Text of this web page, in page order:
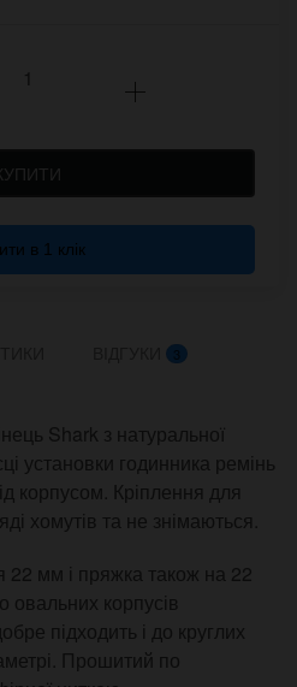
в 1 клік
3
Shark з натуральної
установки годинника ремінь
корпусом. Кріплення для
хомутів та не знімаються.
мм і пряжка також на 22
овальних корпусів
підходить і до круглих
Прошитий по